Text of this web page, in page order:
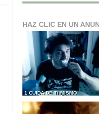
HAZ CLIC EN UN
1 CUIDA DE TI MISMO